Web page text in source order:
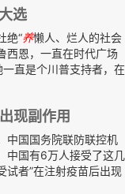
选
绝“养懒人、烂人的社会
西恩，一直在时代广场
直是个川普支持者，在
现副作用
中国国务院联防联控机
中国有6万人接受了这几
试者”在注射疫苗后出现